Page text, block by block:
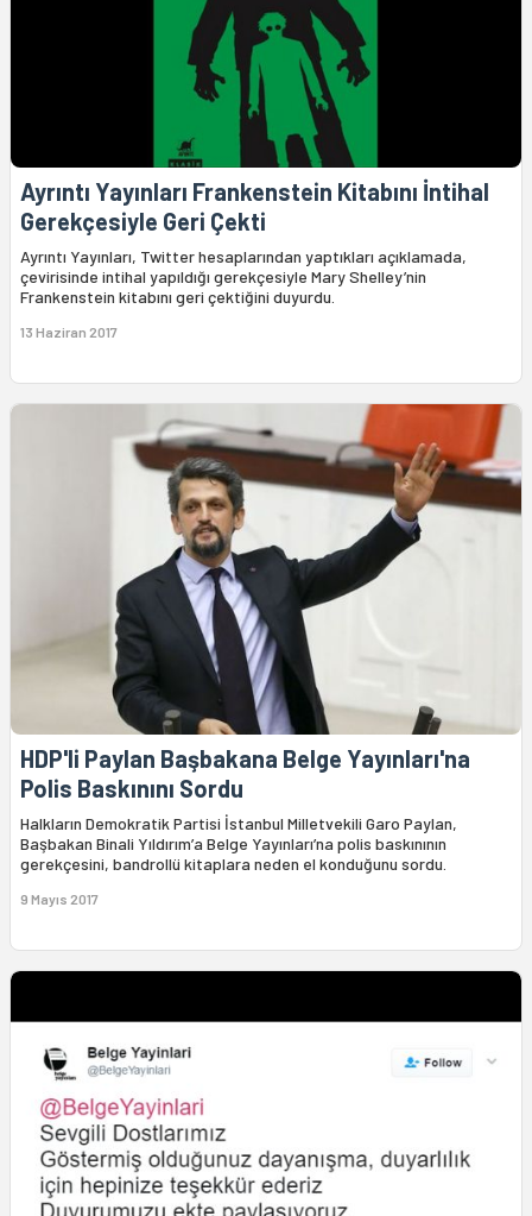
Ayrıntı Yayınları Frankenstein Kitabını İntihal
Gerekçesiyle Geri Çekti
Ayrıntı Yayınları, Twitter hesaplarından yaptıkları açıklamada,
çevirisinde intihal yapıldığı gerekçesiyle Mary Shelley’nin
Frankenstein kitabını geri çektiğini duyurdu.
13 Haziran 2017
HDP'li Paylan Başbakana Belge Yayınları'na
Polis Baskınını Sordu
Halkların Demokratik Partisi İstanbul Milletvekili Garo Paylan,
Başbakan Binali Yıldırım’a Belge Yayınları’na polis baskınının
gerekçesini, bandrollü kitaplara neden el konduğunu sordu.
9 Mayıs 2017